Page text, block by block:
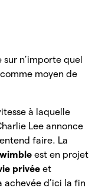
n’importe quel
moyen de
à laquelle
Lee annonce
faire. La
est en projet
privée et
achevée d’ici la fin